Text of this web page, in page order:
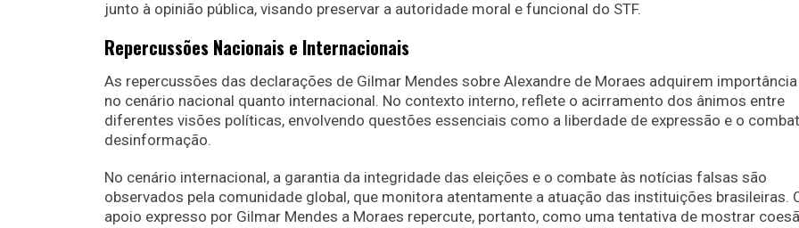
junto à opinião pública, visando preservar a autoridade moral e funcional do STF.
Repercussões Nacionais e Internacionais
As repercussões das declarações de Gilmar Mendes sobre Alexandre de Moraes adquirem
no cenário nacional quanto internacional. No contexto interno, reflete o acirramento dos ânimos entre
diferentes visões políticas, envolvendo questões essenciais como a liberdade de expressão e o
desinformação.
No cenário internacional, a garantia da integridade das eleições e o combate às notícias falsas são
observados pela comunidade global, que monitora atentamente a atuação das instituições brasileiras.
apoio expresso por Gilmar Mendes a Moraes repercute, portanto, como uma tentativa de mostrar